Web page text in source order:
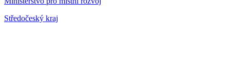
Středočeský kraj